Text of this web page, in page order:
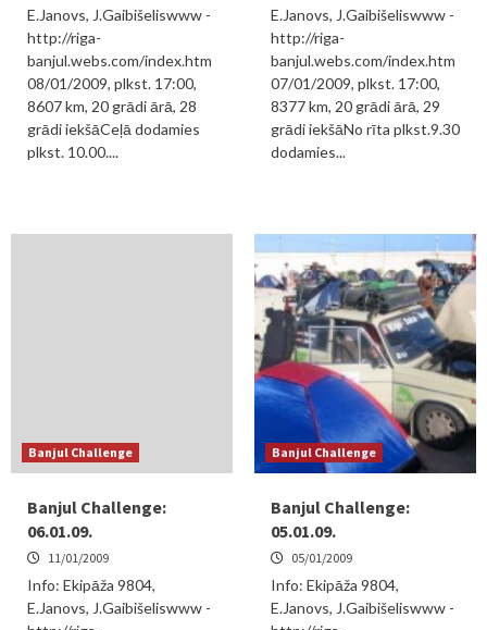
E.Janovs, J.Gaibišeliswww -
http://riga-
banjul.webs.com/index.htm
08/01/2009, plkst. 17:00,
8607 km, 20 grādi ārā, 28
grādi iekšāCeļā dodamies
plkst. 10.00....
E.Janovs, J.Gaibišeliswww -
http://riga-
banjul.webs.com/index.htm
07/01/2009, plkst. 17:00,
8377 km, 20 grādi ārā, 29
grādi iekšāNo rīta plkst.9.30
dodamies...
Banjul Challenge
Banjul Challenge:
06.01.09.
11/01/2009
Info: Ekipāža 9804,
E.Janovs, J.Gaibišeliswww -
Banjul Challenge
Banjul Challenge:
05.01.09.
05/01/2009
Info: Ekipāža 9804,
E.Janovs, J.Gaibišeliswww -